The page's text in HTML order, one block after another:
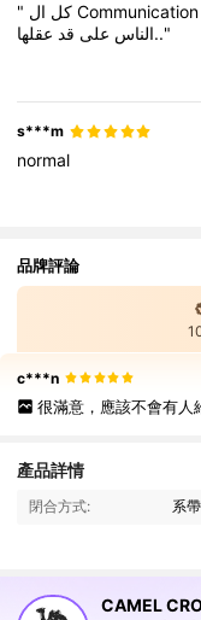
" كل ال
الناس على قد عقلها.."
s***m
normal
品牌評論
c***n
很滿意，應該不會有人
產品詳情
閉合方式: 系帶
CAMELv***v